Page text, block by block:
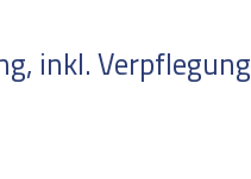
inkl. Verpflegung